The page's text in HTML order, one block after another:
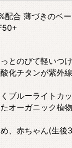
配合 薄づきのベ
とのびて軽いつ
化チタンが紫外
ブルーライトカ
オーガニック植
、赤ちゃん(生後